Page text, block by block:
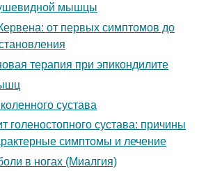
мышцы
от первых симптомов до
терапия при эпикондилите
сустава
голеностопного сустава: причины
симптомы и лечение
в ногах (Миалгия)